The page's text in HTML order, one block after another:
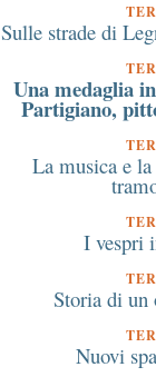
Sulle strade di
Una medaglia
Partigiano,
La musica e
I vespri
Storia di un
Nuovi